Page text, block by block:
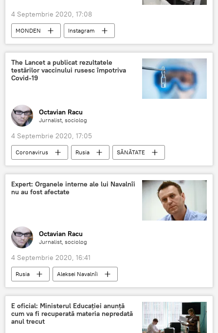
4 Septembrie 2020, 17:08
MONDEN Instagram
The Lancet a publicat rezultatele
testărilor vaccinului rusesc împotriva
Covid-19
Octavian Racu
Jurnalist, sociolog
4 Septembrie 2020, 17:05
Coronavirus Rusia
SĂNĂTATE
Societate
COVID-19
Studii
Vaccinare
Expert: Organele interne ale lui Navalnîi
nu au fost afectate
Octavian Racu
Jurnalist, sociolog
4 Septembrie 2020, 16:41
Rusia Aleksei Navalnîi
E oficial: Ministerul Educației anunță
cum va fi recuperată materia nepredată
anul trecut